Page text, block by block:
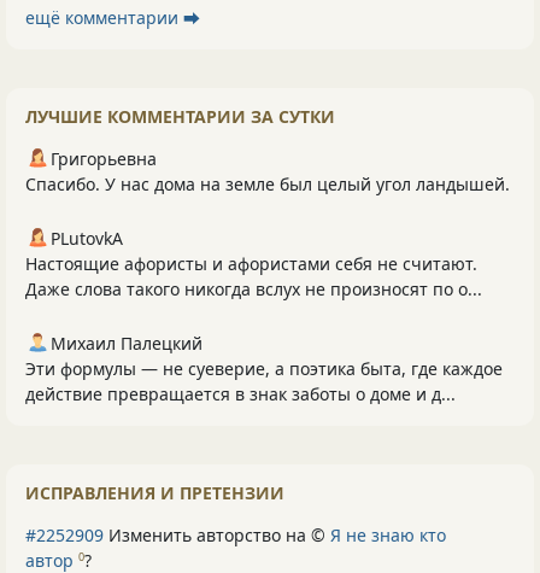
ещё комментарии ⮕
ЛУЧШИЕ КОММЕНТАРИИ ЗА СУТКИ
Григорьевна
Спасибо. У нас дома на земле был целый угол ландышей.
PLutоvkА
Настоящие афористы и афористами себя не считают.
Даже слова такого никогда вслух не произносят по о...
Михаил Палецкий
Эти формулы — не суеверие, а поэтика быта, где каждое
действие превращается в знак заботы о доме и д...
ИСПРАВЛЕНИЯ И ПРЕТЕНЗИИ
#2252909 Изменить авторство на © Я не знаю кто
автор 0?